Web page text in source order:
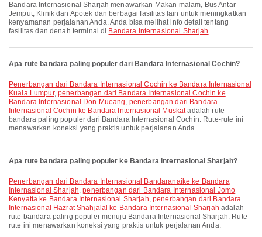
Bandara Internasional Sharjah menawarkan Makan malam, Bus Antar-
Jemput, Klinik dan Apotek dan berbagai fasilitas lain untuk meningkatkan
kenyamanan perjalanan Anda. Anda bisa melihat info detail tentang
fasilitas dan denah terminal di Bandara Internasional Sharjah .
Apa rute bandara paling populer dari Bandara Internasional Cochin?
penerbangan dari Bandara Internasional Cochin ke Bandara Internasional
Kuala Lumpur, penerbangan dari Bandara Internasional Cochin ke
Bandara Internasional Don Mueang, penerbangan dari Bandara
Internasional Cochin ke Bandara Internasional Muskatadalah rute
bandara paling populer dari Bandara Internasional Cochin. Rute-rute ini
menawarkan koneksi yang praktis untuk perjalanan Anda.
Apa rute bandara paling populer ke Bandara Internasional Sharjah?
penerbangan dari Bandara Internasional Bandaranaike ke Bandara
Internasional Sharjah,penerbangan dari Bandara Internasional Jomo
Kenyatta ke Bandara Internasional Sharjah,penerbangan dari Bandara
Internasional Hazrat Shahjalal ke Bandara Internasional Sharjah adalah
rute bandara paling populer menuju Bandara Internasional Sharjah. Rute-
rute ini menawarkan koneksi yang praktis untuk perjalanan Anda.